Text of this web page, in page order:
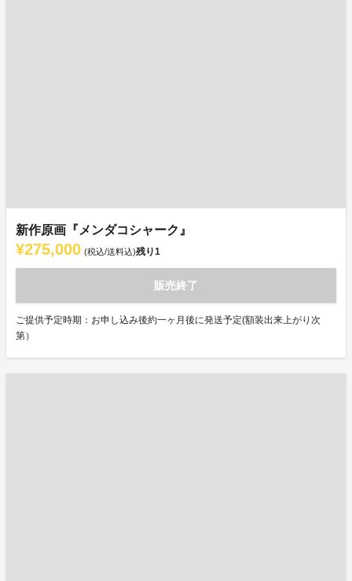
新作原画『メンダコシャーク』
¥275,000 (税込/送料込)残り1
販売終了
ご提供予定時期：お申し込み後約一ヶ月後に発送予定(額装出来上がり次
第）